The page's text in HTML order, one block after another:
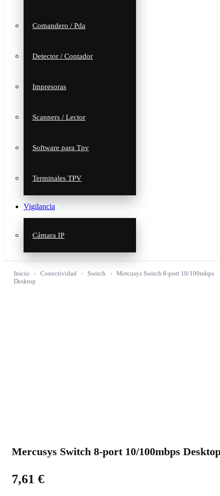
Comandero / Pda
Detector / Contador
Impresoras
Scanners / Lector
Software para Tpv
Terminales TPV
Vigilancia
Cámara IP
Inicio Conectividad Switch
Mercusys Switch 8-port 10/100mbps
Desktop
Mercusys Switch 8-port 10/100mbps
7,61 €